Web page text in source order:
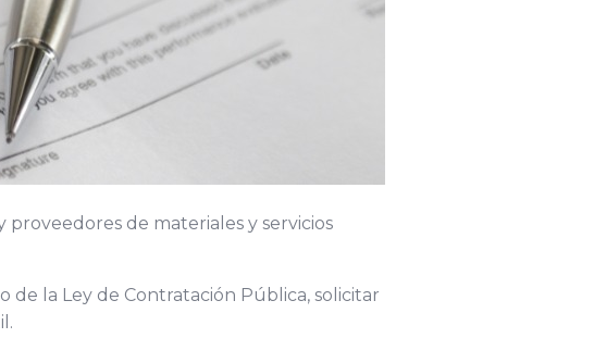
de materiales y servicios
de la Ley de Contratación Pública, solicitar